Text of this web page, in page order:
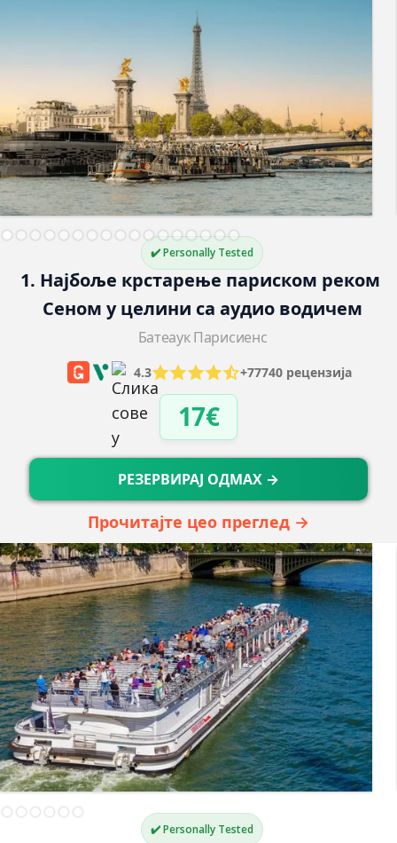
✔️ Personally Tested
1. Најбоље крстарење париском реком
Сеном у целини са аудио водичем
Батеаук Парисиенс
4.3 +77740 рецензија
17€
РЕЗЕРВИРАЈ ОДМАХ →
Прочитајте цео преглед →
✔️ Personally Tested